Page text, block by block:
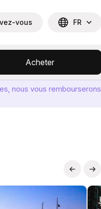
vous FR
Acheter
nous vous rembourserons